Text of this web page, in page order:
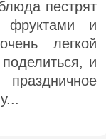
пестрят
фруктами и
легкой
и